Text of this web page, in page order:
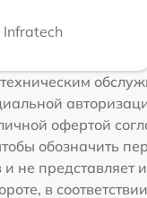
офертой
обозначить
не
в